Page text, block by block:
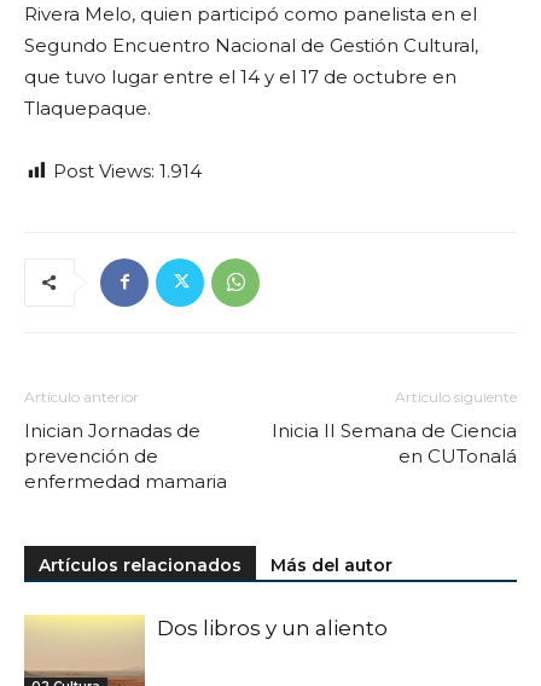
Rivera Melo, quien participó como panelista en el
Segundo Encuentro Nacional de Gestión Cultural,
que tuvo lugar entre el 14 y el 17 de octubre en
Tlaquepaque.
Post Views: 1.914
Artículo anterior
Inician Jornadas de
prevención de
enfermedad mamaria
Artículo siguiente
Inicia II Semana de Ciencia
en CUTonalá
Artículos relacionados Más del autor
Dos libros y un aliento